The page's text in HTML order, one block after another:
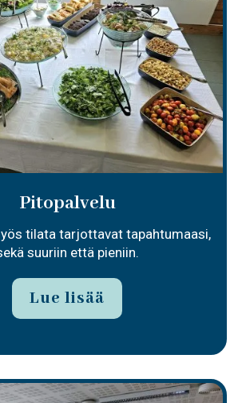
Pitopalvelu
tilata tarjottavat tapahtumaasi,
suuriin että pieniin.
Lue lisää